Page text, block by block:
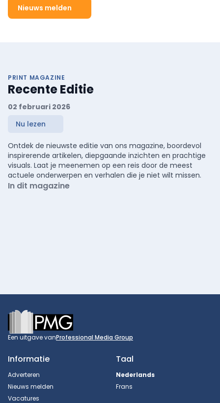
Nieuws melden
PRINT MAGAZINE
Recente Editie
02 februari 2026
Nu lezen
Ontdek de nieuwste editie van ons magazine, boordevol
inspirerende artikelen, diepgaande inzichten en prachtige
visuals. Laat je meenemen op een reis door de meest
actuele onderwerpen en verhalen die je niet wilt missen.
In dit magazine
Footer
Een uitgave vanProfessional Media Group
Informatie
Adverteren
Nieuws melden
Vacatures
Taal
Nederlands
Frans